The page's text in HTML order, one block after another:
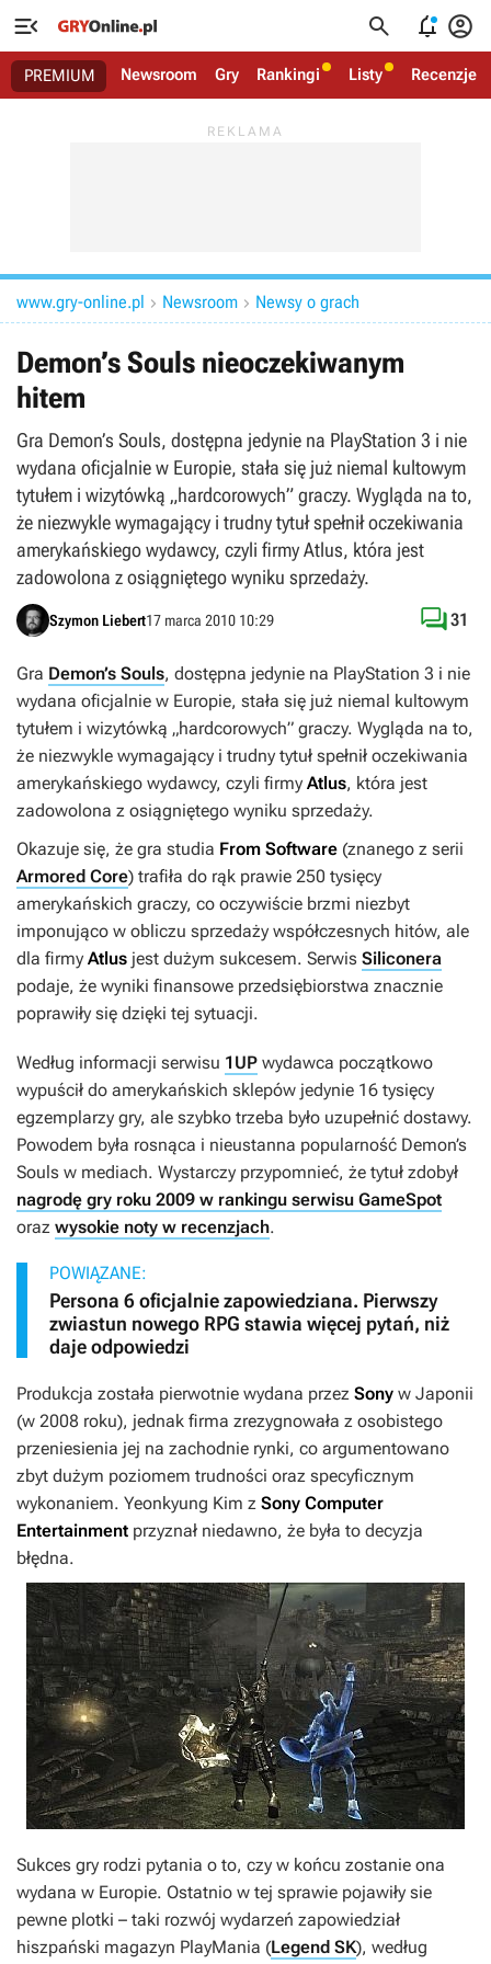
   
PREMIUM Newsroom Gry Rankingi Listy Recenzje
www.gry-online.pl  Newsroom  Newsy o grach
Demon’s Souls nieoczekiwanym
hitem
Gra Demon’s Souls, dostępna jedynie na PlayStation 3 i nie
wydana oficjalnie w Europie, stała się już niemal kultowym
tytułem i wizytówką „hardcorowych” graczy. Wygląda na to,
że niezwykle wymagający i trudny tytuł spełnił oczekiwania
amerykańskiego wydawcy, czyli firmy Atlus, która jest
zadowolona z osiągniętego wyniku sprzedaży.
Szymon Liebert17 marca 2010 10:29 31
Gra Demon’s Souls, dostępna jedynie na PlayStation 3 i nie
wydana oficjalnie w Europie, stała się już niemal kultowym
tytułem i wizytówką „hardcorowych” graczy. Wygląda na to,
że niezwykle wymagający i trudny tytuł spełnił oczekiwania
amerykańskiego wydawcy, czyli firmy Atlus, która jest
zadowolona z osiągniętego wyniku sprzedaży.
Okazuje się, że gra studia From Software (znanego z serii
Armored Core) trafiła do rąk prawie 250 tysięcy
amerykańskich graczy, co oczywiście brzmi niezbyt
imponująco w obliczu sprzedaży współczesnych hitów, ale
dla firmy Atlus jest dużym sukcesem. Serwis Siliconera
podaje, że wyniki finansowe przedsiębiorstwa znacznie
poprawiły się dzięki tej sytuacji.
Według informacji serwisu 1UP wydawca początkowo
wypuścił do amerykańskich sklepów jedynie 16 tysięcy
egzemplarzy gry, ale szybko trzeba było uzupełnić dostawy.
Powodem była rosnąca i nieustanna popularność Demon’s
Souls w mediach. Wystarczy przypomnieć, że tytuł zdobył
nagrodę gry roku 2009 w rankingu serwisu GameSpot
oraz wysokie noty w recenzjach.
POWIĄZANE:
Persona 6 oficjalnie zapowiedziana. Pierwszy
zwiastun nowego RPG stawia więcej pytań, niż
daje odpowiedzi
Produkcja została pierwotnie wydana przez Sony w Japonii
(w 2008 roku), jednak firma zrezygnowała z osobistego
przeniesienia jej na zachodnie rynki, co argumentowano
zbyt dużym poziomem trudności oraz specyficznym
wykonaniem. Yeonkyung Kim z Sony Computer
Entertainment przyznał niedawno, że była to decyzja
błędna.
Sukces gry rodzi pytania o to, czy w końcu zostanie ona
wydana w Europie. Ostatnio w tej sprawie pojawiły sie
pewne plotki – taki rozwój wydarzeń zapowiedział
hiszpański magazyn PlayMania (Legend SK), według